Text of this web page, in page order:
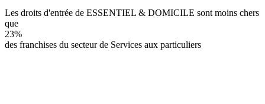
Les droits d'entrée de ESSENTIEL & DOMICILE sont moins chers
que
23%
des franchises du secteur de Services aux particuliers